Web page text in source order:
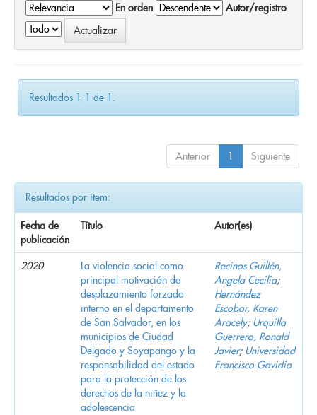
En orden
Autor/registro
Resultados 1-1 de 1.
Anterior 1 Siguiente
Resultados por ítem:
Fecha de
publicación
Título Autor(es)
2020
La violencia social como
principal motivación de
desplazamiento forzado
interno en el departamento
de San Salvador, en los
municipios de Ciudad
Delgado y Soyapango y la
responsabilidad del estado
para la protección de los
derechos de la niñez y la
adolescencia
Recinos Guillén,
Angela Cecilia;
Hernández
Escobar, Karen
Aracely; Urquilla
Guerrero, Ronald
Javier; Universidad
Francisco Gavidia